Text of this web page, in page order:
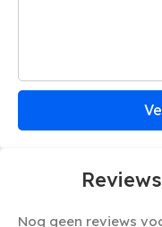
Nog geen reviews